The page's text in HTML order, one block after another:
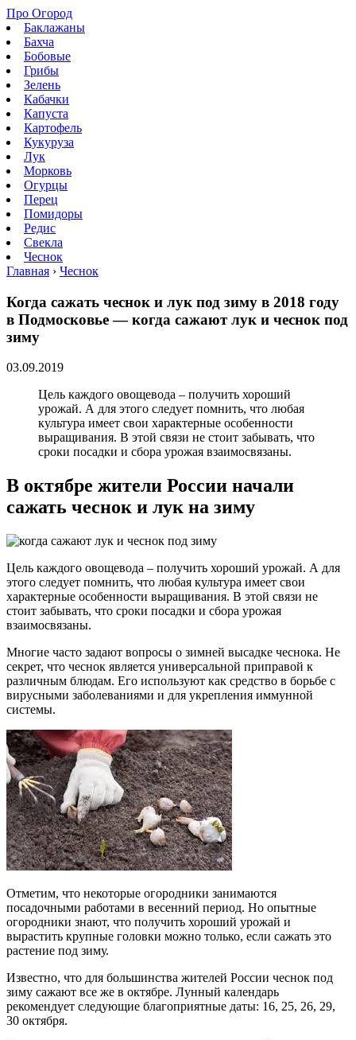
Про Огород
Баклажаны
Бахча
Бобовые
Грибы
Зелень
Кабачки
Капуста
Картофель
Кукуруза
Лук
Морковь
Огурцы
Перец
Помидоры
Редис
Свекла
Чеснок
Главная › Чеснок
Когда сажать чеснок и лук под зиму в 2018 году
в Подмосковье — когда сажают лук и чеснок под
зиму
03.09.2019
Цель каждого овощевода – получить хороший
урожай. А для этого следует помнить, что любая
культура имеет свои характерные особенности
выращивания. В этой связи не стоит забывать, что
сроки посадки и сбора урожая взаимосвязаны.
В октябре жители России начали
сажать чеснок и лук на зиму
Цель каждого овощевода – получить хороший урожай. А для
этого следует помнить, что любая культура имеет свои
характерные особенности выращивания. В этой связи не
стоит забывать, что сроки посадки и сбора урожая
взаимосвязаны.
Многие часто задают вопросы о зимней высадке чеснока. Не
секрет, что чеснок является универсальной приправой к
различным блюдам. Его используют как средство в борьбе с
вирусными заболеваниями и для укрепления иммунной
системы.
Отметим, что некоторые огородники занимаются
посадочными работами в весенний период. Но опытные
огородники знают, что получить хороший урожай и
вырастить крупные головки можно только, если сажать это
растение под зиму.
Известно, что для большинства жителей России чеснок под
зиму сажают все же в октябре. Лунный календарь
рекомендует следующие благоприятные даты: 16, 25, 26, 29,
30 октября.